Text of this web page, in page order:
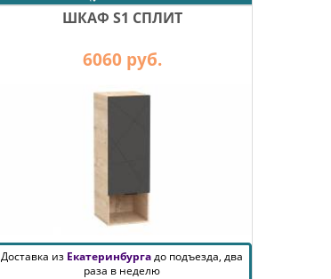
ШКАФ S1 СПЛИТ
6060 руб.
Доставка из Екатеринбургадо подъезда, два
раза в неделю